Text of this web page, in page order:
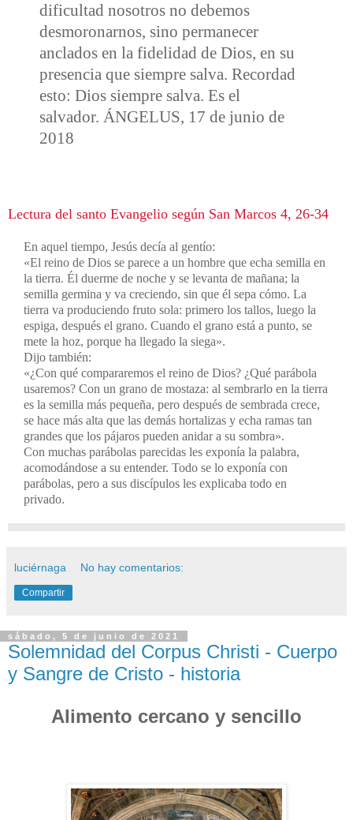
dificultad nosotros no debemos
desmoronarnos, sino permanecer
anclados en la fidelidad de Dios, en su
presencia que siempre salva. Recordad
esto: Dios siempre salva. Es el
salvador. ÁNGELUS, 17 de junio de
2018
Lectura del santo Evangelio según San Marcos 4, 26-34
En aquel tiempo, Jesús decía al gentío:
«El reino de Dios se parece a un hombre que echa semilla en
la tierra. Él duerme de noche y se levanta de mañana; la
semilla germina y va creciendo, sin que él sepa cómo. La
tierra va produciendo fruto sola: primero los tallos, luego la
espiga, después el grano. Cuando el grano está a punto, se
mete la hoz, porque ha llegado la siega».
Dijo también:
«¿Con qué compararemos el reino de Dios? ¿Qué parábola
usaremos? Con un grano de mostaza: al sembrarlo en la tierra
es la semilla más pequeña, pero después de sembrada crece,
se hace más alta que las demás hortalizas y echa ramas tan
grandes que los pájaros pueden anidar a su sombra».
Con muchas parábolas parecidas les exponía la palabra,
acomodándose a su entender. Todo se lo exponía con
parábolas, pero a sus discípulos les explicaba todo en
privado.
luciérnaga No hay comentarios:
Compartir
sábado, 5 de junio de 2021
Solemnidad del Corpus Christi - Cuerpo
y Sangre de Cristo - historia
Alimento cercano y sencillo